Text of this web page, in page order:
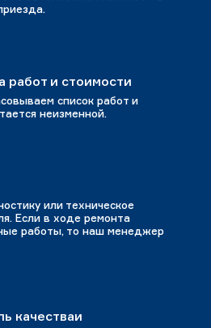
работ и стоимости
список работ и
неизменной.
или техническое
Если в ходе ремонта
работы, то наш менеджер
качестваи